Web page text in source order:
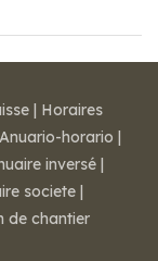
| Horaires
Anuario-horario |
inversé |
societe |
de chantier